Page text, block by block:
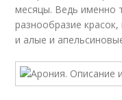
месяцы. Ведь именно
разнообразие
и алые и